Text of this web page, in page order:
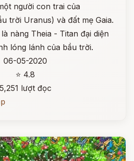
người con trai của
trời Uranus) và đất mẹ Gaia.
nàng Theia - Titan đại diện
lóng lánh của bầu trời.
06-05-2020
⭐ 4.8
5,251 lượt đọc